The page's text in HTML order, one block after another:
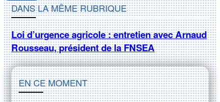
DANS LA MÊME RUBRIQUE
Loi d’urgence agricole : entretien avec Arnaud
Rousseau, président de la FNSEA
EN CE MOMENT